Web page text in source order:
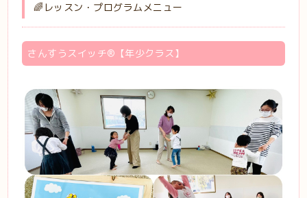
🌈レッスン・プログラムメニュー
さんすうスイッチ®︎【年少クラス】